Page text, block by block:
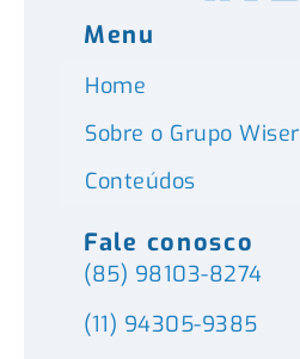
Menu
Home
Sobre o Grupo Wiser
Conteúdos
Fale conosco
(85) 98103-8274
(11) 94305-9385